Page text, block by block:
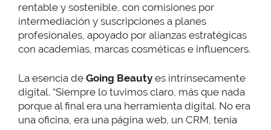
rentable y sostenible, con comisiones por
intermediación y suscripciones a planes
profesionales, apoyado por alianzas estratégicas
con academias, marcas cosméticas e influencers.
La esencia de Going Beauty es intrínsecamente
digital. “Siempre lo tuvimos claro, más que nada
porque al final era una herramienta digital. No era
una oficina, era una página web, un CRM, tenía